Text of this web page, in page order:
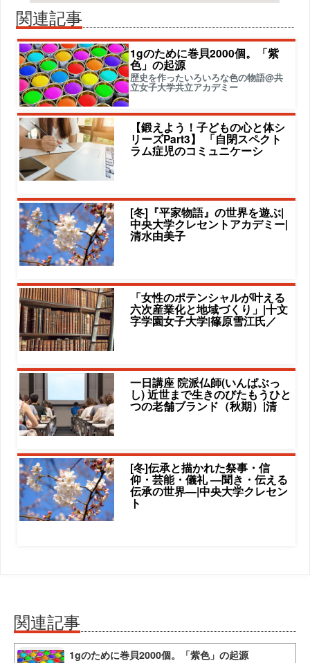
関連記事
1gのために巻貝2000個。「紫
色」の起源
歴史を作ったいろいろな色の物語@共
立女子大学共立アカデミー
【鍛えよう！子どもの心と体シ
リーズPart3】 「自閉スペクト
ラム症児のコミュニケーシ
[冬]『平家物語』の世界を遊ぶ|
中央大学クレセントアカデミー|
清水由美子
「女性のポテンシャルが叶える
六次産業化と地域づくり」|十文
字学園女子大学|篠原雪江氏／
一日講座 院派仏師(いんぱぶっ
し) 近世まで生きのびたもうひと
つの老舗ブランド（秋期）|清
[冬]伝承と描かれた祭事・信
仰・芸能・儀礼 ―聞き・伝える
伝承の世界―|中央大学クレセン
ト
関連記事
1gのために巻貝2000個。「紫色」の起源